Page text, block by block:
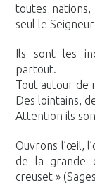
toutes
seul le
Ils sont les
partout.
Tout autour de
Des lointains,
Attention ils
Ouvrons l’œil,
de la grande
creuset »